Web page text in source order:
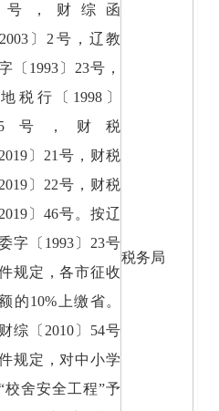
号，财综函
2003〕2号，辽教
〔1993〕23号，
税行〔1998〕
号，财税
2019〕21号，财税
2019〕22号，财税
2019〕46号。按辽
字〔1993〕23号
规定，各市征收
的10%上缴省。
综〔2010〕54号
规定，对中小学
校舍安全工程”予
税务局